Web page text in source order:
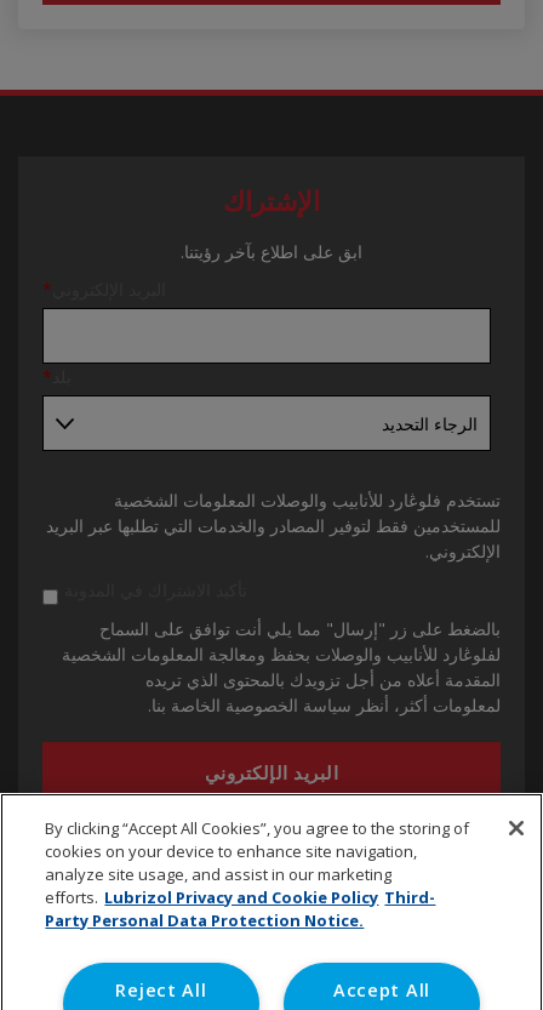
الإشتراك
ابق على اطلاع بآخر رؤيتنا.
*
*
تستخدم فلوڠارد للأنابيب والوصلات المعلومات الشخصية
للمستخدمين فقط لتوفير المصادر والخدمات التي تطلبها عبر البريد
الإلكتروني.
بالضغط على زر "إرسال" مما يلي أنت توافق على السماح
لفلوڠارد للأنابيب والوصلات بحفظ ومعالجة المعلومات الشخصية
المقدمة أعلاه من أجل تزويدك بالمحتوى الذي تريده
لمعلومات أكثر، أنظر سياسة الخصوصية الخاصة بنا.
By clicking “Accept All Cookies”, you agree to the storing of
cookies on your device to enhance site navigation,
analyze site usage, and assist in our marketing
efforts. Lubrizol Privacy and Cookie Policy Third-
Party Personal Data Protection Notice.
Accept All
Reject All